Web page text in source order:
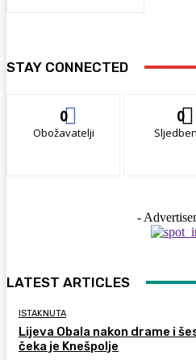
STAY CONNECTED
0
Obožavatelji
0
-
LATEST ARTICLES
ISTAKNUTA
Lijeva Obala nakon drame i
čeka je Knešpolje